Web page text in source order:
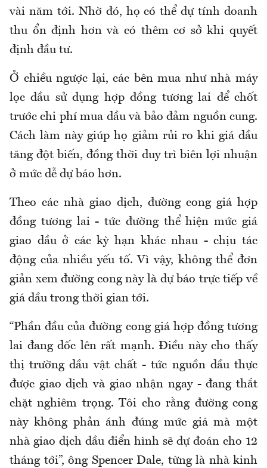
vài năm tới. Nhờ đó, họ có thể dự tính doanh
thu ổn định hơn và có thêm cơ sở khi quyết
định đầu tư.
Ở chiều ngược lại, các bên mua như nhà máy
lọc dầu sử dụng hợp đồng tương lai để chốt
trước chi phí mua dầu và bảo đảm nguồn cung.
Cách làm này giúp họ giảm rủi ro khi giá dầu
tăng đột biến, đồng thời duy trì biên lợi nhuận
ở mức dễ dự báo hơn.
Theo các nhà giao dịch, đường cong giá hợp
đồng tương lai - tức đường thể hiện mức giá
giao dầu ở các kỳ hạn khác nhau - chịu tác
động của nhiều yếu tố. Vì vậy, không thể đơn
giản xem đường cong này là dự báo trực tiếp về
giá dầu trong thời gian tới.
“Phần đầu của đường cong giá hợp đồng tương
lai đang dốc lên rất mạnh. Điều này cho thấy
thị trường dầu vật chất - tức nguồn dầu thực
được giao dịch và giao nhận ngay - đang thắt
chặt nghiêm trọng. Tôi cho rằng đường cong
này không phản ánh đúng mức giá mà một
nhà giao dịch dầu điển hình sẽ dự đoán cho 12
tháng tới”, ông Spencer Dale, từng là nhà kinh